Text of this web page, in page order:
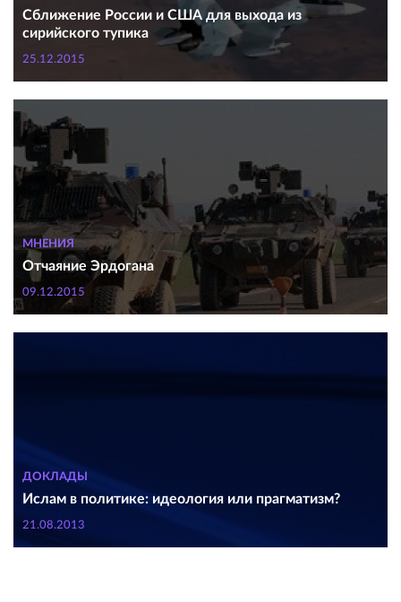
Сближение России и США для выхода из
сирийского тупика
25.12.2015
МНЕНИЯ
Отчаяние Эрдогана
09.12.2015
ДОКЛАДЫ
Ислам в политике: идеология или прагматизм?
21.08.2013